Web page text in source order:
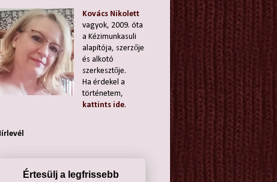
Kovács Nikolett
vagyok, 2009. óta
a Kézimunkasuli
alapítója, szerzője
és alkotó
szerkesztője.
Ha érdekel a
történetem,
kattints ide.
Értesülj a legfrissebb